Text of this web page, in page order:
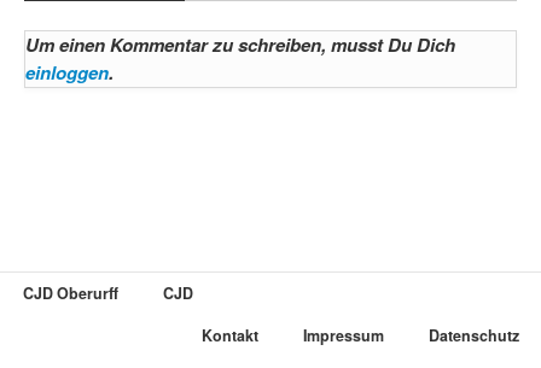
Um einen Kommentar zu schreiben, musst Du Dich
einloggen.
CJD Oberurff
CJD
Kontakt
Impressum Datenschutz